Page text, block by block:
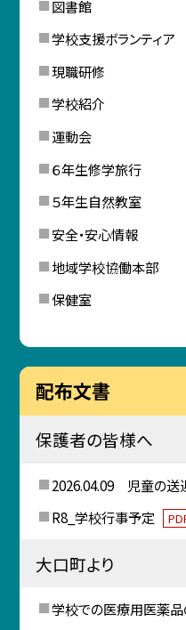
図書館
学校支援ボランティア
現職研修
学校紹介
運動会
６年生修学旅行
５年生自然教室
安全・安心情報
地域学校協働本部
保健室
配布文書
保護者の皆様へ
2026.04.09 児童の送
R8_学校行事予定
大口町より
学校での医療用医薬品